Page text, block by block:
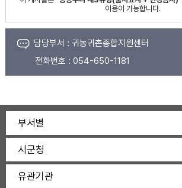
이용이 가능합니다.
담당부서 : 귀농귀촌종합지원센터
전화번호 : 054-650-1181
부서별
시군청
유관기관